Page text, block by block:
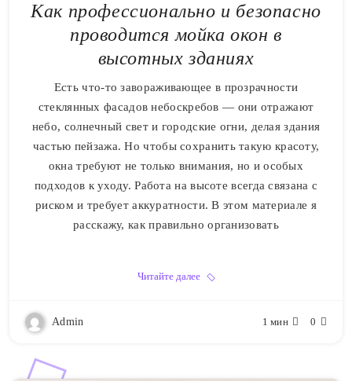
Как профессионально и безопасно
проводится мойка окон в
высотных зданиях
Есть что-то завораживающее в прозрачности
стеклянных фасадов небоскребов — они отражают
небо, солнечный свет и городские огни, делая здания
частью пейзажа. Но чтобы сохранить такую красоту,
окна требуют не только внимания, но и особых
подходов к уходу. Работа на высоте всегда связана с
риском и требует аккуратности. В этом материале я
расскажу, как правильно организовать
Читайте далее
Admin 1 мин 0